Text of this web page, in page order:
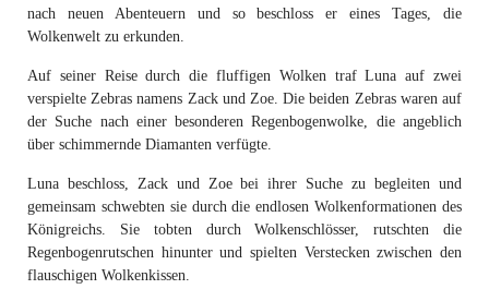
nach neuen Abenteuern und so beschloss er eines Tages, die
Wolkenwelt zu erkunden.
Auf seiner Reise durch die fluffigen Wolken traf Luna auf zwei
verspielte Zebras namens Zack und Zoe. Die beiden Zebras waren auf
der Suche nach einer besonderen Regenbogenwolke, die angeblich
über schimmernde Diamanten verfügte.
Luna beschloss, Zack und Zoe bei ihrer Suche zu begleiten und
gemeinsam schwebten sie durch die endlosen Wolkenformationen des
Königreichs. Sie tobten durch Wolkenschlösser, rutschten die
Regenbogenrutschen hinunter und spielten Verstecken zwischen den
flauschigen Wolkenkissen.